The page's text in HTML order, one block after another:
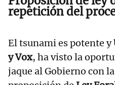
repetición del
El tsunami es potente y
y Vox, ha visto la
jaque al Gobierno con